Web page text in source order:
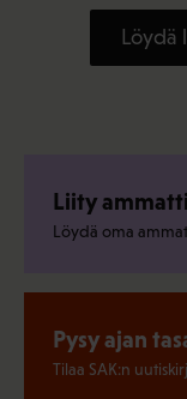
Löydä
Liity
Löydä oma
Pysy ajan
Tilaa SAK:n